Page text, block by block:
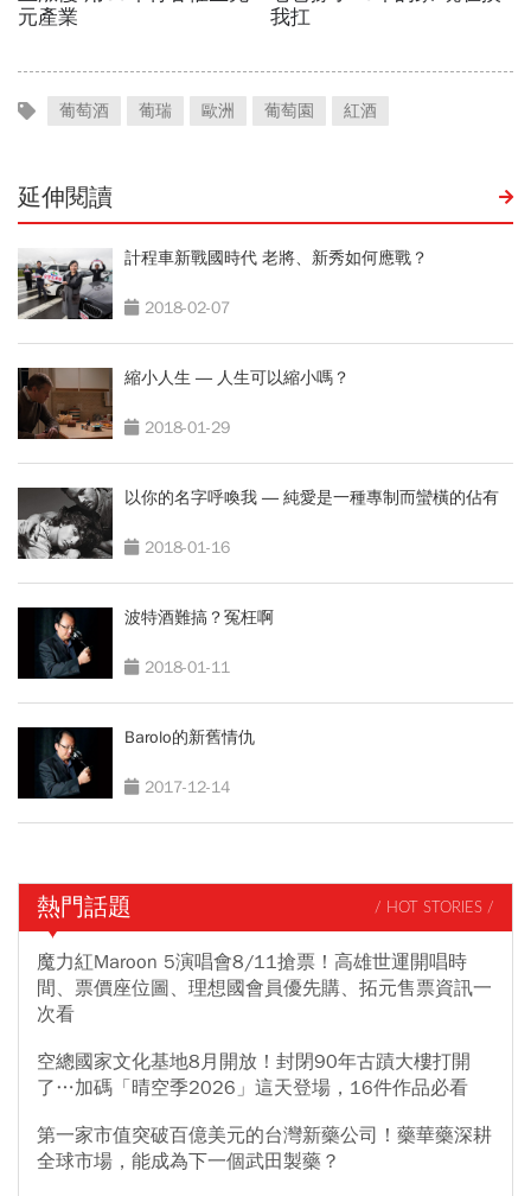
葡萄酒 葡瑞 歐洲 葡萄園 紅酒
延伸閱讀
計程車新戰國時代 老將、新秀如何應戰？
2018-02-07
縮小人生 ― 人生可以縮小嗎？
2018-01-29
以你的名字呼喚我 ― 純愛是一種專制而蠻橫的佔有
2018-01-16
波特酒難搞？冤枉啊
2018-01-11
Barolo的新舊情仇
2017-12-14
熱門話題 / HOT STORIES /
魔力紅Maroon 5演唱會8/11搶票！高雄世運開唱時
間、票價座位圖、理想國會員優先購、拓元售票資訊一
次看
空總國家文化基地8月開放！封閉90年古蹟大樓打開
了…加碼「晴空季2026」這天登場，16件作品必看
第一家市值突破百億美元的台灣新藥公司！藥華藥深耕
全球市場，能成為下一個武田製藥？